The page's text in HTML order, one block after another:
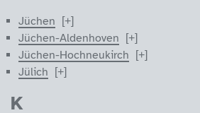
Jüchen
Jüchen-Aldenhoven
Jüchen-Hochneukirch
Jülich
K